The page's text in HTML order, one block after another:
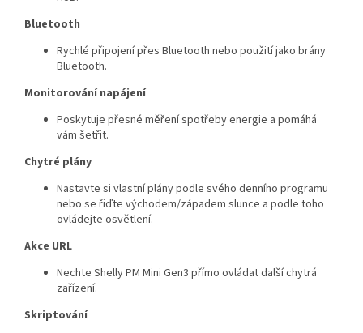
Bluetooth
Rychlé připojení přes Bluetooth nebo použití jako brány
Bluetooth.
Monitorování napájení
Poskytuje přesné měření spotřeby energie a pomáhá
vám šetřit.
Chytré plány
Nastavte si vlastní plány podle svého denního programu
nebo se řiďte východem/západem slunce a podle toho
ovládejte osvětlení.
Akce URL
Nechte Shelly PM Mini Gen3 přímo ovládat další chytrá
zařízení.
Skriptování